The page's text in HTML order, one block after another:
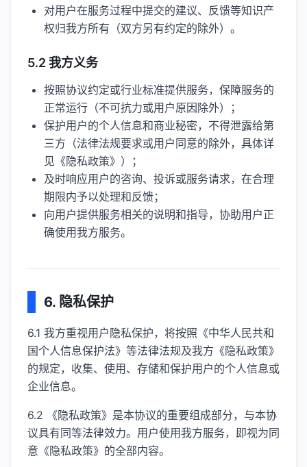
对用户在服务过程中提交的建议、反馈等知识产
权归我方所有（双方另有约定的除外）。
5.2 我方义务
按照协议约定或行业标准提供服务，保障服务的
正常运行（不可抗力或用户原因除外）；
保护用户的个人信息和商业秘密，不得泄露给第
三方（法律法规要求或用户同意的除外，具体详
见《隐私政策》）；
及时响应用户的咨询、投诉或服务请求，在合理
期限内予以处理和反馈；
向用户提供服务相关的说明和指导，协助用户正
确使用我方服务。
6. 隐私保护
6.1 我方重视用户隐私保护，将按照《中华人民共和
国个人信息保护法》等法律法规及我方《隐私政策》
的规定，收集、使用、存储和保护用户的个人信息或
企业信息。
6.2 《隐私政策》是本协议的重要组成部分，与本协
议具有同等法律效力。用户使用我方服务，即视为同
意《隐私政策》的全部内容。